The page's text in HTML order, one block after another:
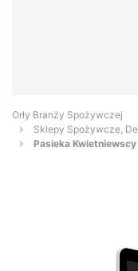
Orły Branży Spożywczej
Sklepy Spożywcze,
Pasieka Kwietniewscy